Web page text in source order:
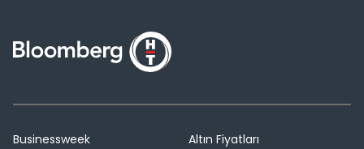
Businessweek
Altın Fiyatları